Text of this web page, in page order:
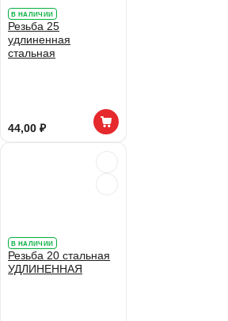
В НАЛИЧИИ
Резьба 25
удлиненная
стальная
44,00 ₽
В НАЛИЧИИ
Резьба 20 стальная
УДЛИНЕННАЯ